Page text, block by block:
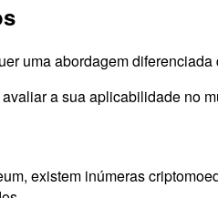
uma abordagem
a sua aplicabilidade no
existem inúmeras